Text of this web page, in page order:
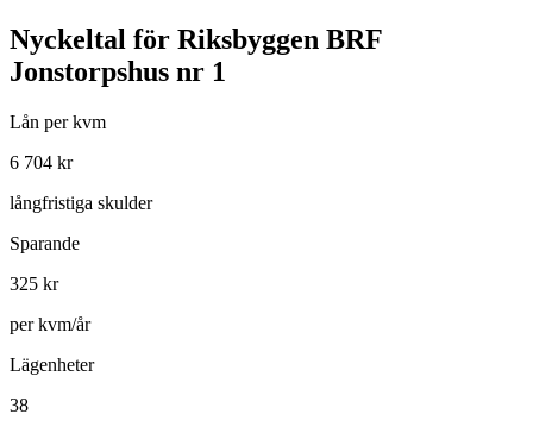
Nyckeltal för Riksbyggen BRF
Jonstorpshus nr 1
Lån per kvm
6 704 kr
långfristiga skulder
Sparande
325 kr
per kvm/år
Lägenheter
38